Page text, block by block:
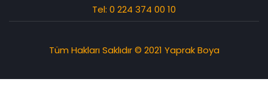
Tel: 0 224 374 00 10
Tüm Hakları Saklıdır © 2021 Yaprak Boya